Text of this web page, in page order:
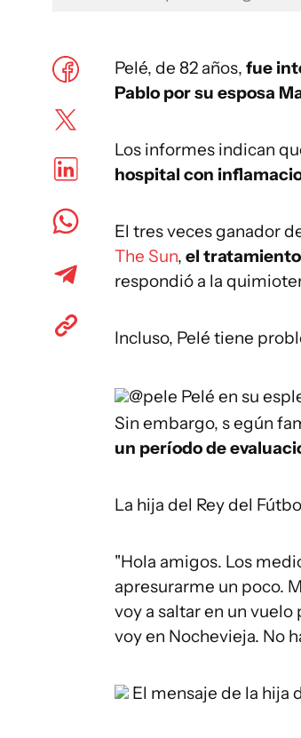
Pelé, de 82 años, fue
Pablo por su esposa
Los informes indican
hospital con
El tres veces ganador
The Sun, el
respondió a la
Incluso, Pelé tiene
@pele Pelé en su
Sin embargo, según
un período de
La hija del Rey del
"Hola amigos. Los
apresurarme un poco.
voy a saltar en un vuelo
voy en Nochevieja. No
El mensaje de la hija